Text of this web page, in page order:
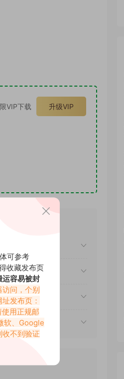
VIP下载 升级VIP
可参考
收藏发布页
运容易被封
访问，个别
发布页：
使用正规邮
软、Google
不到验证